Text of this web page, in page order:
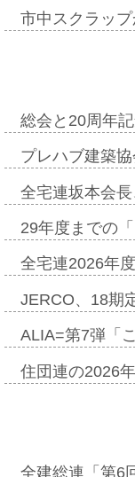
市中スクラッ
総会と20周年
プレハブ建築
全宅連坂本会
29年度までの
全宅連2026年
JERCO、18期
ALIA=第7弾「
住団連の2026
全建総連「第6